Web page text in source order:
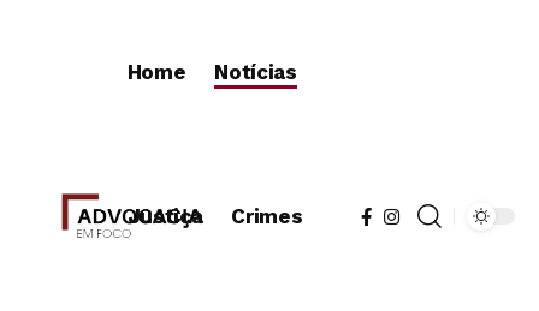
Home Notícias
Justiça Crimes